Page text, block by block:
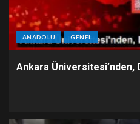
ANADOLU GENEL
Ankara Üniversitesi’nden,